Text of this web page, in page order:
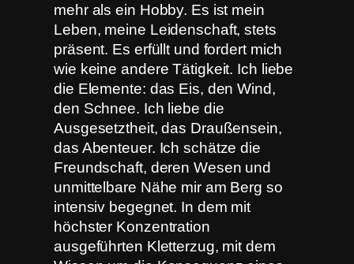
mehr als ein Hobby. Es ist mein
Leben, meine Leidenschaft, stets
präsent. Es erfüllt und fordert mich
wie keine andere Tätigkeit. Ich liebe
die Elemente: das Eis, den Wind,
den Schnee. Ich liebe die
Ausgesetztheit, das Draußensein,
das Abenteuer. Ich schätze die
Freundschaft, deren Wesen und
unmittelbare Nähe mir am Berg so
intensiv begegnet. In dem mit
höchster Konzentration
ausgeführten Kletterzug, mit dem